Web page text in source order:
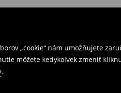
„cookie“ nám umožňujete
môžete kedykoľvek zmeniť
.